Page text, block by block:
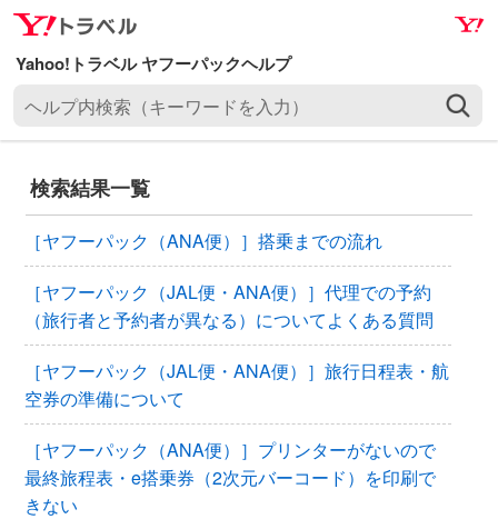
ナ
ビ
ゲ
ー
ン
へ
キ
メ
イ
ン
コ
ン
ツ
ス
プ
プ
ド
を
力
）
検索結果一覧
［ヤフーパック（ANA便）］搭乗までの流れ
［ヤフーパック（JAL便・ANA便）］代理での予約
（旅行者と予約者が異なる）についてよくある質問
［ヤフーパック（JAL便・ANA便）］旅行日程表・航
空券の準備について
［ヤフーパック（ANA便）］プリンターがないので
最終旅程表・e搭乗券（2次元バーコード）を印刷で
きない